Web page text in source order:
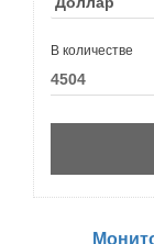
В количестве